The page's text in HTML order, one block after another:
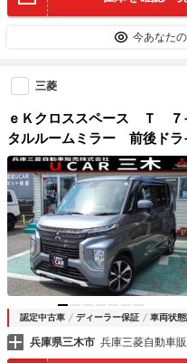
今あなた
三菱
ｅＫクロススペース Ｔ ７
タルルームミラー 前後ド
カメラ 助手席側電動スライ
認定中古車 ディーラー保証 車両状
兵庫県三木市 兵庫三菱自動車